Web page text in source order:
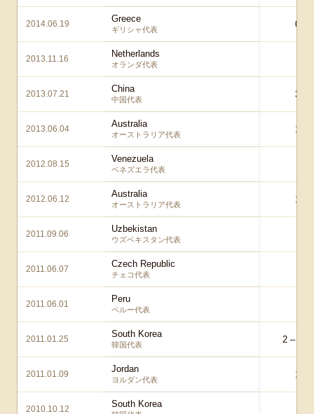
2014.06.19 Greece
ギリシャ代表 0 –
2013.11.16 Netherlands
オランダ代表
2013.07.21 China
中国代表 3 –
2013.06.04 Australia
オーストラリア代表 1 –
2012.08.15 Venezuela
ベネズエラ代表
2012.06.12 Australia
オーストラリア代表 1 –
2011.09.06 Uzbekistan
ウズベキスタン代表
2011.06.07 Czech Republic
チェコ代表
2011.06.01 Peru
ペルー代表
2011.01.25 South Korea
韓国代表 2 – 2
2011.01.09 Jordan
ヨルダン代表 1 –
2010.10.12 South Korea